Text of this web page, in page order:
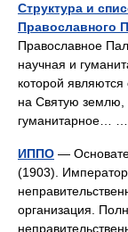
Структура и
Православного
Православное
научная и
которой
на Святую землю,
гуманитарное…
ИППО —
(1903).
организация.